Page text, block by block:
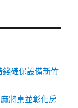
確保設備新竹
將桌並彰化房